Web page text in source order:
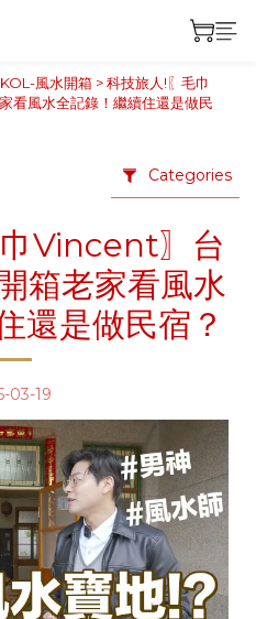
風水開箱 >科技旅人!〖毛巾
看風水全記錄！繼續住還是做民
Categories
Vincent〗台
箱老家看風水
還是做民宿？
03-19